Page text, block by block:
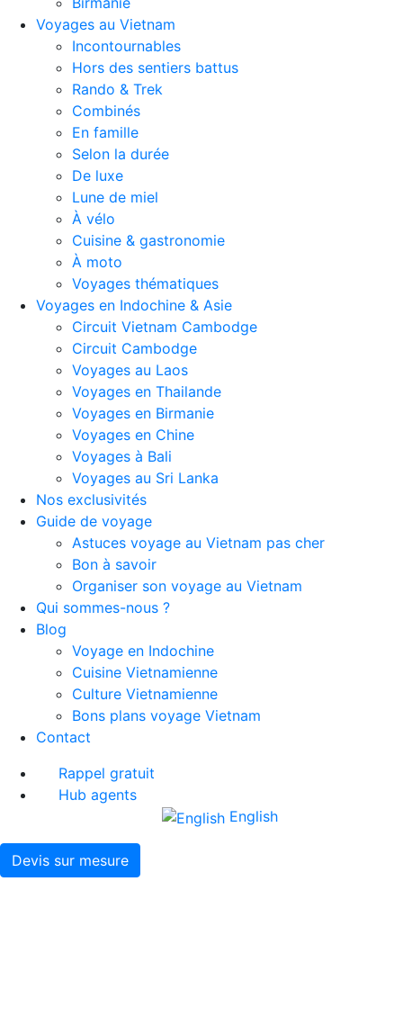
Voyages au Vietnam
Incontournables
Hors des sentiers battus
Rando & Trek
Combinés
En famille
Selon la durée
De luxe
Lune de miel
À vélo
Cuisine & gastronomie
À moto
Voyages thématiques
Voyages en Indochine & Asie
Circuit Vietnam Cambodge
Circuit Cambodge
Voyages au Laos
Voyages en Thailande
Voyages en Birmanie
Voyages en Chine
Voyages à Bali
Voyages au Sri Lanka
Nos exclusivités
Guide de voyage
Astuces voyage au Vietnam pas cher
Bon à savoir
Organiser son voyage au Vietnam
Qui sommes-nous ?
Blog
Voyage en Indochine
Cuisine Vietnamienne
Culture Vietnamienne
Bons plans voyage Vietnam
Contact
Rappel gratuit
Hub agents
English
Devis sur mesure